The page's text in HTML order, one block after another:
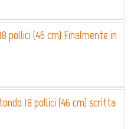
pollici (46 cm) Finalmente in
18 pollici (46 cm) scritta